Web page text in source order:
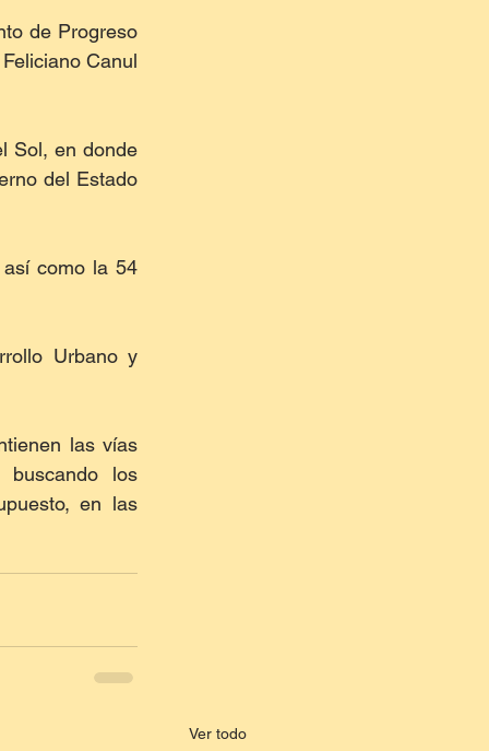
de Progreso
Canul
Sol, en donde
del Estado
como la 54
Urbano y
las vías
buscando los
en las
Ver todo